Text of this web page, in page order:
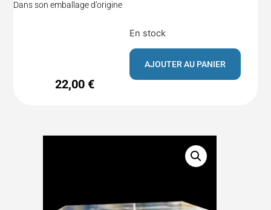
Dans son emballage d’origine
22,00 €
En stock
AJOUTER AU PANIER